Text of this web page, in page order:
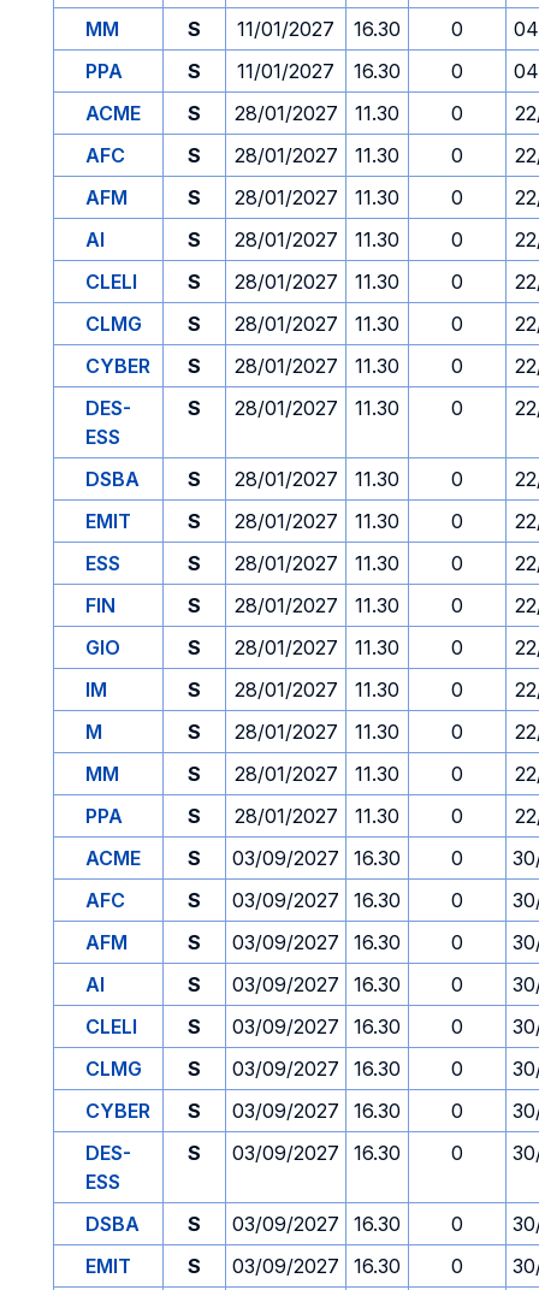
MM
S 11/01/2027 16.30 0
PPA
S 11/01/2027 16.30 0
ACME
S 28/01/2027 11.30 0
AFC
S 28/01/2027 11.30 0
AFM
S 28/01/2027 11.30 0
AI
S 28/01/2027 11.30 0
CLELI
S 28/01/2027 11.30 0
CLMG
S 28/01/2027 11.30 0
CYBER
S 28/01/2027 11.30 0
DES-
ESS
S 28/01/2027 11.30 0
DSBA S 28/01/2027 11.30 0
EMIT
S 28/01/2027 11.30 0
ESS
S 28/01/2027 11.30 0
FIN
S 28/01/2027 11.30 0
GIO
S 28/01/2027 11.30 0
IM
S 28/01/2027 11.30 0
M
S 28/01/2027 11.30 0
MM
S 28/01/2027 11.30 0
PPA
S 28/01/2027 11.30 0
ACME
S 03/09/2027 16.30 0
AFC
S 03/09/2027 16.30 0
AFM
S 03/09/2027 16.30 0
AI
S 03/09/2027 16.30 0
CLELI
S 03/09/2027 16.30 0
CLMG
S 03/09/2027 16.30 0
CYBER
S 03/09/2027 16.30 0
DES-
ESS
S 03/09/2027 16.30 0
DSBA S 03/09/2027 16.30 0
EMIT
S 03/09/2027 16.30 0